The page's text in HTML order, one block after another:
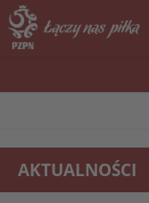
AKTUALNOŚCI